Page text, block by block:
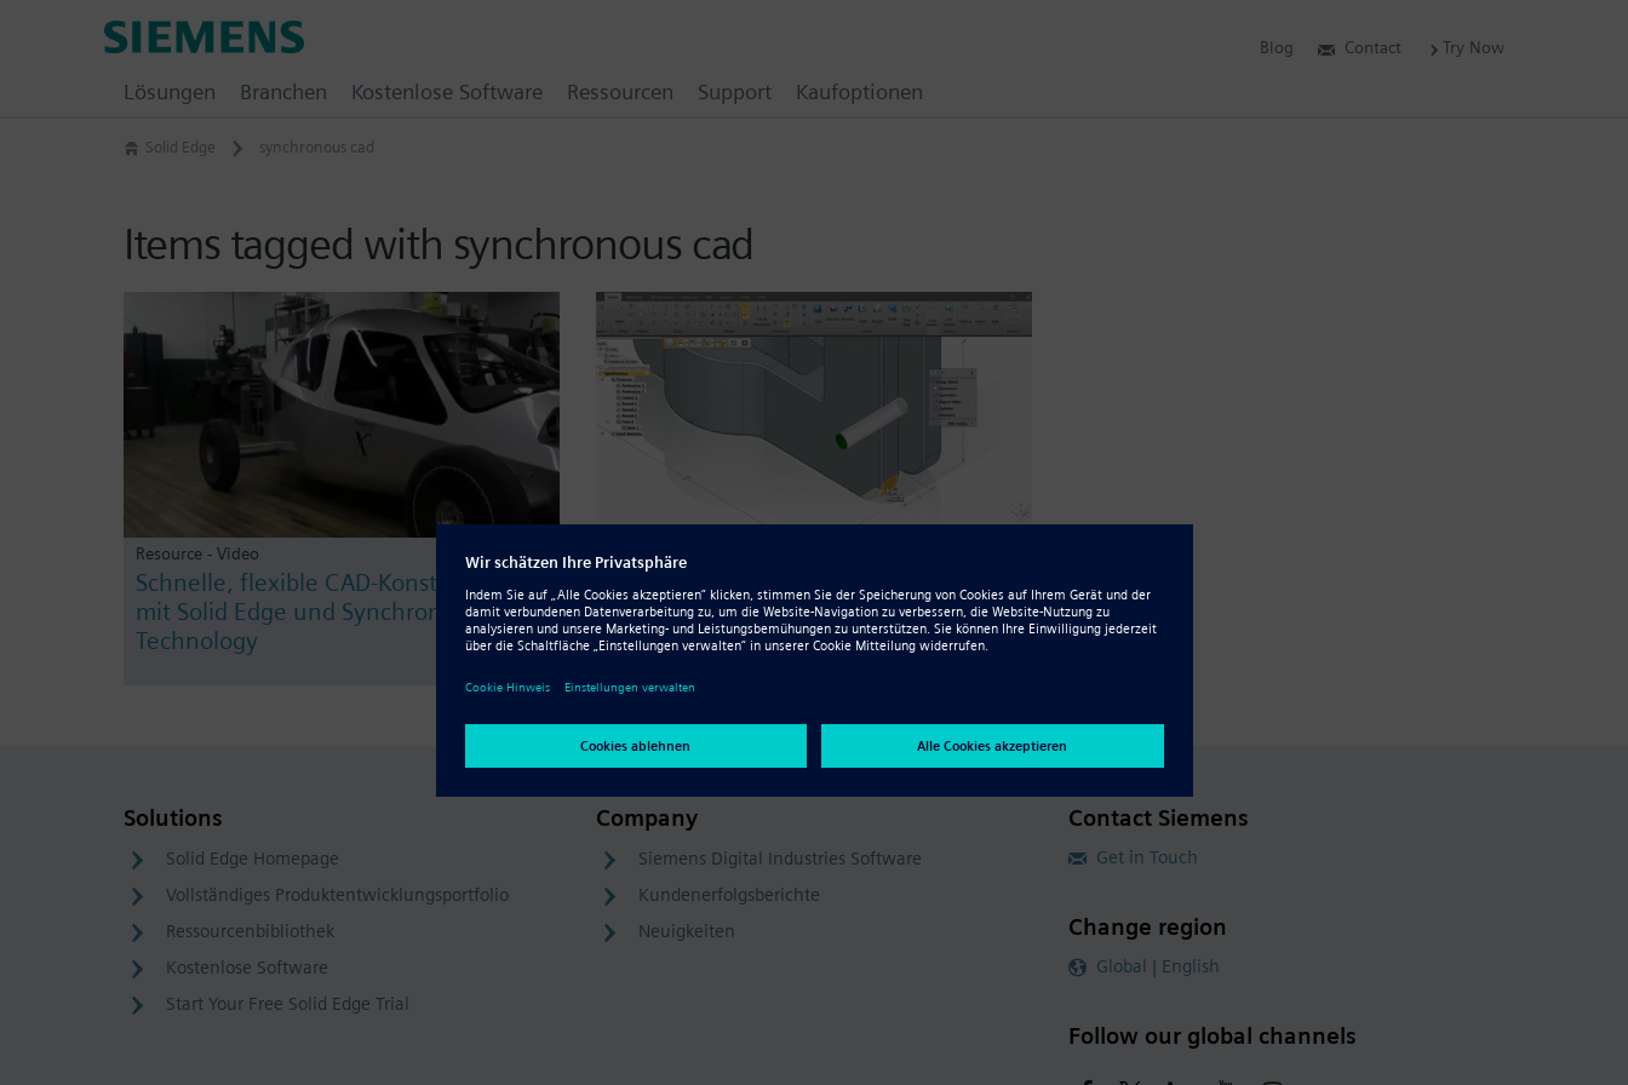
Solid Edge synchronous cad
Items tagged with synchronous cad
Resource - Video
Schnelle, flexible CAD-Konstruktion
mit Solid Edge und Synchronous
Technology
Resource - Video
konstruieren
Solutions
Solid Edge Homepage
Vollständiges Produktentwicklungsportfolio
Ressourcenbibliothek
Kostenlose Software
Start Your Free Solid Edge Trial
Company
Siemens Digital Industries Software
Kundenerfolgsberichte
Neuigkeiten
Contact Siemens
Get in Touch
Change region
Global | English
Follow our global channels
Blog Contact Try Now
Lösungen Branchen Kostenlose Software Ressourcen Support Kaufoptionen